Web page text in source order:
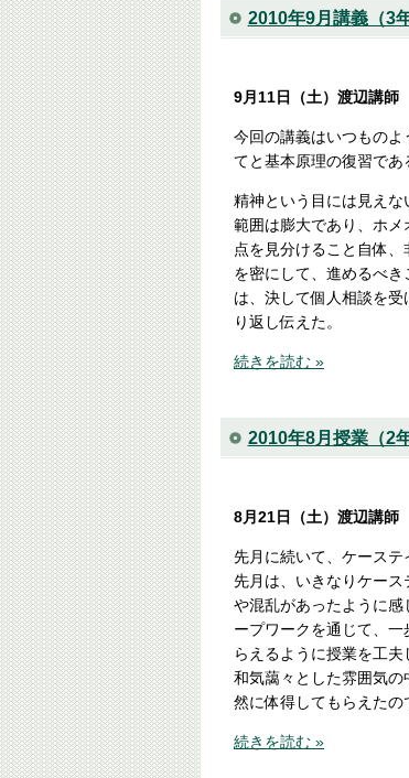
2010年9月講義（3年
9月11日（土）渡辺講師
今回の講義はいつもの
てと基本原理の復習であ
精神という目には見え
範囲は膨大であり、ホ
点を見分けること自体
を密にして、進めるべ
は、決して個人相談を
り返し伝えた。
続きを読む »
2010年8月授業（2年
8月21日（土）渡辺講師
先月に続いて、ケーステ
先月は、いきなりケー
や混乱があったように
ープワークを通じて、
らえるように授業を工夫
和気藹々とした雰囲気
然に体得してもらえたの
続きを読む »